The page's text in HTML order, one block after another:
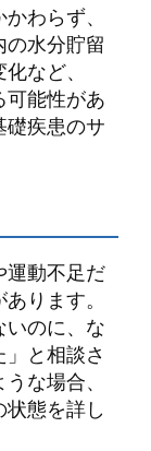
わらず、
水分貯留
など、
可能性があ
礎疾患のサ
運動不足だ
ります。
いのに、な
と相談さ
な場合、
態を詳し